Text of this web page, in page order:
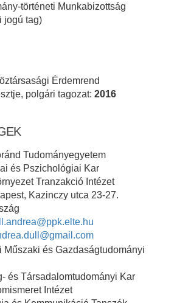
történeti Munkabizottság
jogú tag)
Érdemrend
polgári tagozat: 2016
Tudományegyetem
és Pszichológiai Kar
Tranzakció Intézet
Kazinczy utca 23-27.
Műszaki és Gazdaságtudományi
és Társadalomtudományi Kar
Intézet